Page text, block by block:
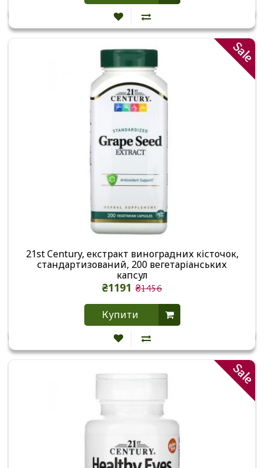
Sale
21st Century, екстракт виноградних кісточок,
стандартизований, 200 вегетаріанських
капсул
₴1191 ₴1456
Купити
Sale